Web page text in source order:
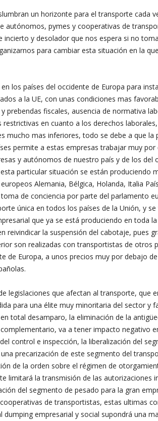
un horizonte para el transporte cada
autónomos, pymes y cooperativas de
incierto y desolador que nos espera si no
para cambiar esta situación en la
los países del occidente de Europa para
a la UE, con unas condiciones mas
prebendas fiscales, ausencia de normativa
en cuanto a los derechos
mucho mas inferiores, todo se debe a que la
permite a estas empresas trabajar muy por
y autónomos de nuestro país y de los del
particular situación se están produciendo
Alemania, Bélgica, Holanda, Italia
de conciencia por parte del parlamento
única en todos los países de la Unión, y
que ya se está produciendo en toda
reivindicar la suspensión del cabotaje, pues
son realizadas con transportistas de otros
de Europa, a unos precios muy por debajo
legislaciones que afectan al transporte, que
para una élite muy minoritaria del sector y
total desamparo, la eliminación de la
va a tener impacto negativo
control e inspección, la liberalización del
precarización de este segmento del
de la orden sobre el régimen de
limitará la transmisión de las autorizaciones
del segmento de pesado para la gran
de transportistas, estas ultimas
empresarial y social supondrá una